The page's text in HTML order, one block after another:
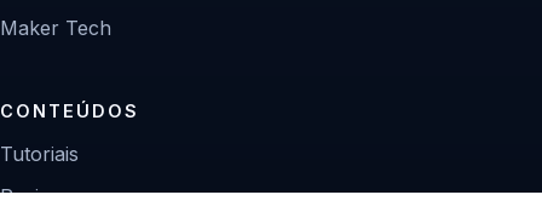
Maker Tech
CONTEÚDOS
Tutoriais
Reviews